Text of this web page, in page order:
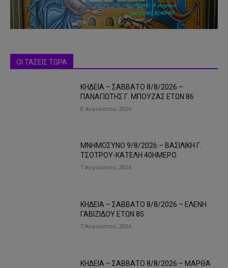
ΟΙ ΤΑΣΕΙΣ ΤΩΡΑ
ΚΗΔΕΙΑ – ΣΑΒΒΑΤΟ 8/8/2026 –
ΠΑΝΑΓΙΩΤΗΣ Γ. ΜΠΟΥΖΑΣ ΕΤΩΝ 86
8 Αυγούστου, 2026
ΜΝΗΜΟΣΥΝΟ 9/8/2026 – ΒΑΣΙΛΙΚΗ Γ.
ΤΣΟΤΡΟΥ-ΚΑΤΕΛΗ 40ΗΜΕΡΟ
7 Αυγούστου, 2026
ΚΗΔΕΙΑ – ΣΑΒΒΑΤΟ 8/8/2026 – ΕΛΕΝΗ
ΓΑΒΙΖΙΔΟΥ ΕΤΩΝ 85
7 Αυγούστου, 2026
ΚΗΔΕΙΑ – ΣΑΒΒΑΤΟ 8/8/2026 – ΜΑΡΘΑ